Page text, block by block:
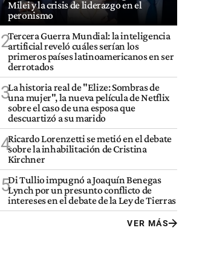
Milei y la crisis de liderazgo en el
peronismo
2Tercera Guerra Mundial: la inteligencia
artificial reveló cuáles serían los
primeros países latinoamericanos en ser
derrotados
3La historia real de "Elize: Sombras de
una mujer", la nueva película de Netflix
sobre el caso de una esposa que
descuartizó a su marido
4Ricardo Lorenzetti se metió en el debate
sobre la inhabilitación de Cristina
Kirchner
5Di Tullio impugnó a Joaquín Benegas
Lynch por un presunto conflicto de
intereses en el debate de la Ley de Tierras
VER MÁS